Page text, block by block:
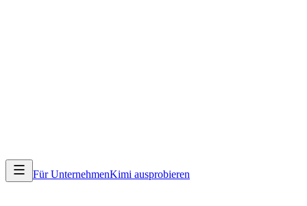
Für UnternehmenKimi ausprobieren